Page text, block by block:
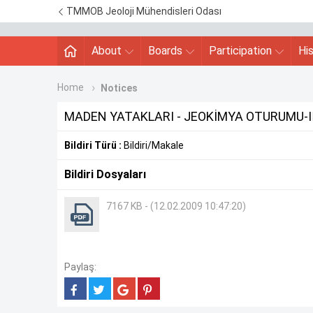
TMMOB Jeoloji Mühendisleri Odası
About Boards Participation
Home Notices
MADEN YATAKLARI - JEOKİMYA OTURUMU-
Bildiri Türü : Bildiri/Makale
Bildiri Dosyaları
7167 KB - (12.02.2009 10:47:20)
Paylaş: